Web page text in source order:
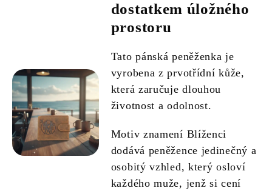
dostatkem úložného
prostoru
Tato pánská peněženka je
vyrobena z prvotřídní kůže,
která zaručuje dlouhou
životnost a odolnost.
Motiv znamení Blíženci
dodává peněžence jedinečný a
osobitý vzhled, který osloví
každého muže, jenž si cení